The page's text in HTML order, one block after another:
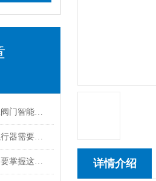
详情介绍
多回转式电动执行器：工业阀门智能控制的核心驱动
选择适合的多回转式电动执行器需要考虑以下因素
多回转式电动执行器的选购要掌握这些内容